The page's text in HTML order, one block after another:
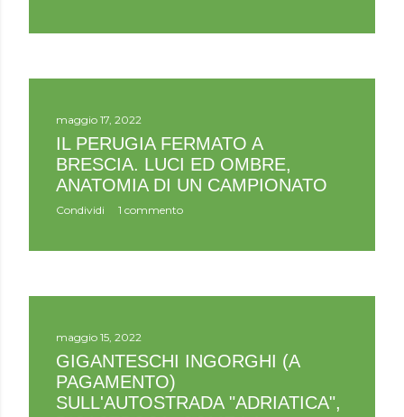
maggio 17, 2022
IL PERUGIA FERMATO A
BRESCIA. LUCI ED OMBRE,
ANATOMIA DI UN CAMPIONATO
Condividi 1 commento
maggio 15, 2022
GIGANTESCHI INGORGHI (A
PAGAMENTO)
SULL'AUTOSTRADA "ADRIATICA",